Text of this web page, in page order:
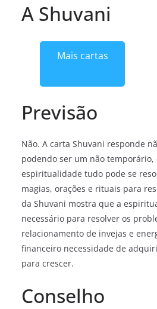
A Shuvani
Mais cartas
Previsão
Não. A carta Shuvani responde
podendo ser um não temporário,
espiritualidade tudo pode se
magias, orações e rituais para
da Shuvani mostra que a
necessário para resolver os
relacionamento de invejas e
financeiro necessidade de
para crescer.
Conselho